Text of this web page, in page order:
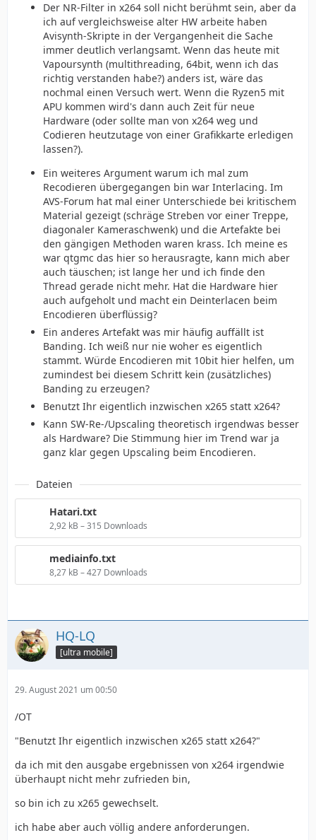
Der NR-Filter in x264 soll nicht berühmt sein, aber da
ich auf vergleichsweise alter HW arbeite haben
Avisynth-Skripte in der Vergangenheit die Sache
immer deutlich verlangsamt. Wenn das heute mit
Vapoursynth (multithreading, 64bit, wenn ich das
richtig verstanden habe?) anders ist, wäre das
nochmal einen Versuch wert. Wenn die Ryzen5 mit
APU kommen wird's dann auch Zeit für neue
Hardware (oder sollte man von x264 weg und
Codieren heutzutage von einer Grafikkarte erledigen
lassen?).
Ein weiteres Argument warum ich mal zum
Recodieren übergegangen bin war Interlacing. Im
AVS-Forum hat mal einer Unterschiede bei kritischem
Material gezeigt (schräge Streben vor einer Treppe,
diagonaler Kameraschwenk) und die Artefakte bei
den gängigen Methoden waren krass. Ich meine es
war qtgmc das hier so herausragte, kann mich aber
auch täuschen; ist lange her und ich finde den
Thread gerade nicht mehr. Hat die Hardware hier
auch aufgeholt und macht ein Deinterlacen beim
Encodieren überflüssig?
Ein anderes Artefakt was mir häufig auffällt ist
Banding. Ich weiß nur nie woher es eigentlich
stammt. Würde Encodieren mit 10bit hier helfen, um
zumindest bei diesem Schritt kein (zusätzliches)
Banding zu erzeugen?
Benutzt Ihr eigentlich inzwischen x265 statt x264?
Kann SW-Re-/Upscaling theoretisch irgendwas besser
als Hardware? Die Stimmung hier im Trend war ja
ganz klar gegen Upscaling beim Encodieren.
Dateien
Hatari.txt
2,92 kB – 315 Downloads
mediainfo.txt
8,27 kB – 427 Downloads
HQ-LQ
[ultra mobile]
29. August 2021 um 00:50
/OT
"Benutzt Ihr eigentlich inzwischen x265 statt x264?"
da ich mit den ausgabe ergebnissen von x264 irgendwie
überhaupt nicht mehr zufrieden bin,
so bin ich zu x265 gewechselt.
ich habe aber auch völlig andere anforderungen.